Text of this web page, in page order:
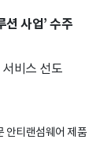
션 사업’ 수주
비스 선도
안티랜섬웨어 제품